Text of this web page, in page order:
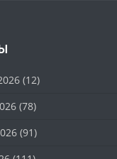
(12)
(78)
(91)